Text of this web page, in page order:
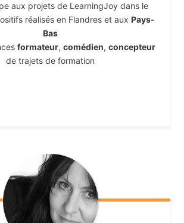
aux projets de LearningJoy dans le
réalisés en Flandres et auxPays-
Bas
formateur,comédien,concepteur
de trajets de formation